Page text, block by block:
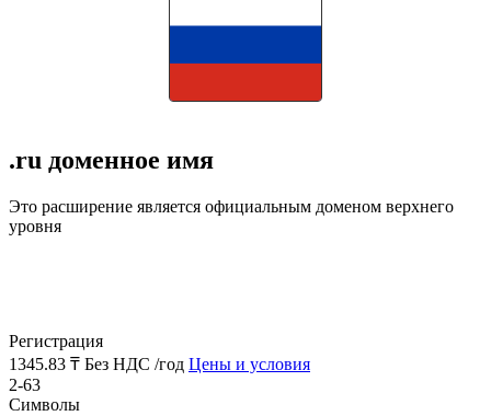
.ru доменное имя
Это расширение является официальным доменом верхнего
уровня
Регистрация
1345.83 ₸ Без НДС /год Цены и условия
2-63
Символы